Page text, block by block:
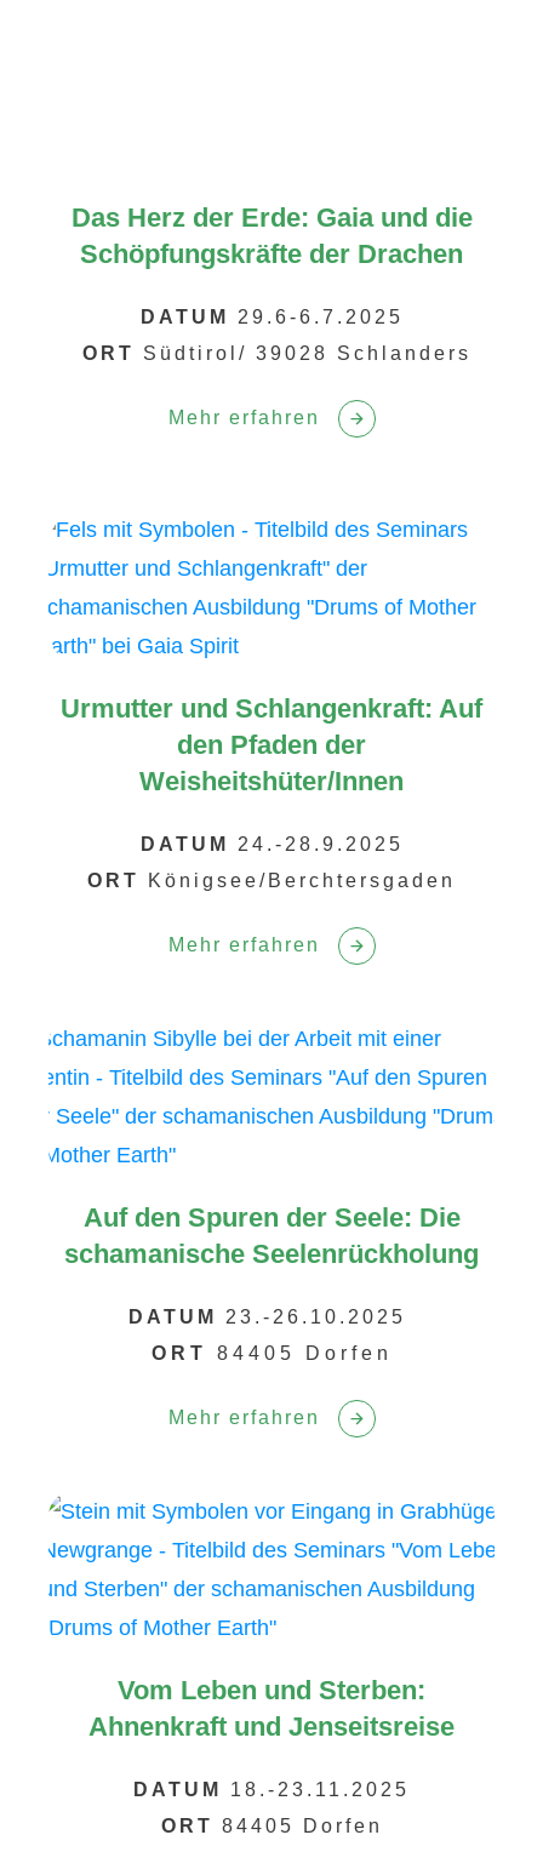
Das Herz der Erde: Gaia und die
Schöpfungskräfte der Drachen
DATUM
29.6-6.7.2025
ORT Südtirol/ 39028 Schlanders
Mehr erfahren
Urmutter und Schlangenkraft: Auf
den Pfaden der
Weisheitshüter/Innen
DATUM
24.-28.9.2025
ORT
Königsee/Berchtersgaden
Mehr erfahren
Auf den Spuren der Seele: Die
schamanische Seelenrückholung
DATUM
23.-26.10.2025
ORT 84405 Dorfen
Mehr erfahren
Vom Leben und Sterben:
Ahnenkraft und Jenseitsreise
DATUM
18.-23.11.2025
ORT 84405 Dorfen